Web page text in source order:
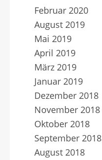
Februar 2020
August 2019
Mai 2019
April 2019
März 2019
Januar 2019
Dezember 2018
November 2018
Oktober 2018
September 2018
August 2018